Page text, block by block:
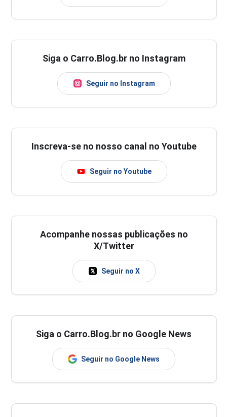
Siga o Carro.Blog.br no Instagram
Seguir no Instagram
Inscreva-se no nosso canal no Youtube
Seguir no Youtube
Acompanhe nossas publicações no
X/Twitter
Seguir no X
Siga o Carro.Blog.br no Google News
Seguir no Google News